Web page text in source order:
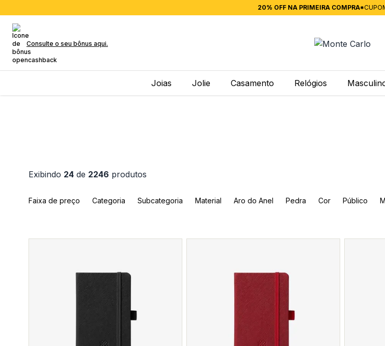
20% OFF NA PRIMEIRA COMPRA*
Consulte o seu bônus aqui.
Joias Jolie Casamento Relógios
Exibindo 24 de 2246 produtos
Faixa de preço Categoria Subcategoria Material Aro do Anel Pedra Cor Público